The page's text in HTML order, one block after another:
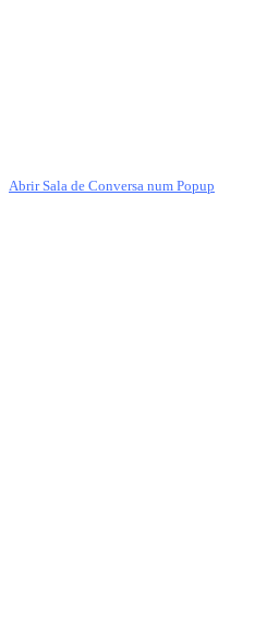
Abrir Sala de Conversa num Popup